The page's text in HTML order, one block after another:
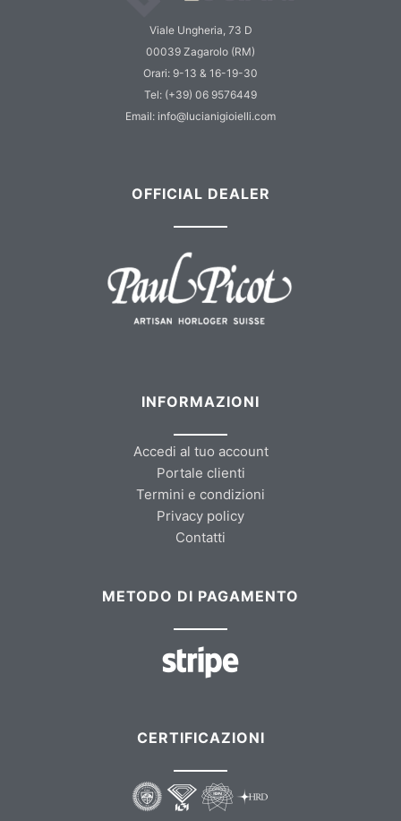
Viale Ungheria, 73 D
00039 Zagarolo (RM)
Orari: 9-13 & 16-19-30
Tel: (+39) 06 9576449
Email: info@lucianigioielli.com
OFFICIAL DEALER
INFORMAZIONI
Accedi al tuo account
Portale clienti
Termini e condizioni
Privacy policy
Contatti
METODO DI PAGAMENTO
CERTIFICAZIONI